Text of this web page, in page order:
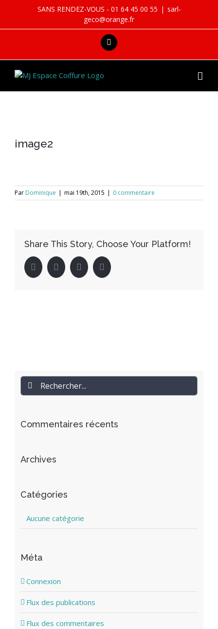
content
SANS RENDEZ-VOUS - 01 64 45 00 55 | sarl-
geco@orange.fr
facebook
image2
Par Dominique | mai 19th, 2015 | 0 commentaire
Share This Story, Choose Your Platform!
facebooktwitter linkedin pinterest
Rechercher
Commentaires récents
Archives
Catégories
Aucune catégorie
Méta
Connexion
Flux des publications
Flux des commentaires